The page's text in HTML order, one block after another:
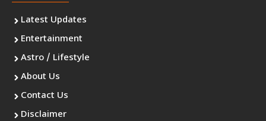
Latest Updates
Entertainment
Astro / Lifestyle
About Us
Contact Us
Disclaimer